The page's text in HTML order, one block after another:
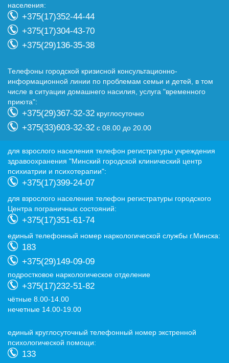
населения:
+375(17)352-44-44
+375(17)304-43-70
+375(29)136-35-38
Телефоны городской кризисной консультационно-
информационной линии по проблемам семьи и детей, в том
числе в ситуации домашнего насилия, услуга "временного
приюта":
+375(29)367-32-32 круглосуточно
+375(33)603-32-32 с 08.00 до 20.00
для взрослого населения телефон регистратуры учреждения
здравоохранения "Минский городской клинический центр
психиатрии и психотерапии":
+375(17)399-24-07
для взрослого населения телефон регистратуры городского
Центра пограничных состояний:
+375(17)351-61-74
eдиный телефонный номер наркологической службы г.Минска:
183
+375(29)149-09-09
подростковое наркологическое отделение
+375(17)232-51-82
чётные 8.00-14.00
нечетные 14.00-19.00
eдиный круглосуточный телефонный номер экстренной
психологической помощи:
133